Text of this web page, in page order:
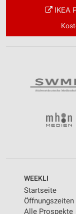
IKEA
WEEKLI
Startseite
Öffnungszeiten
Alle Prospekte